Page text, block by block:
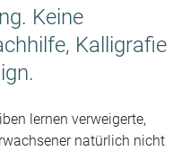
Keine
Kalligrafie
lernen verweigerte,
natürlich nicht